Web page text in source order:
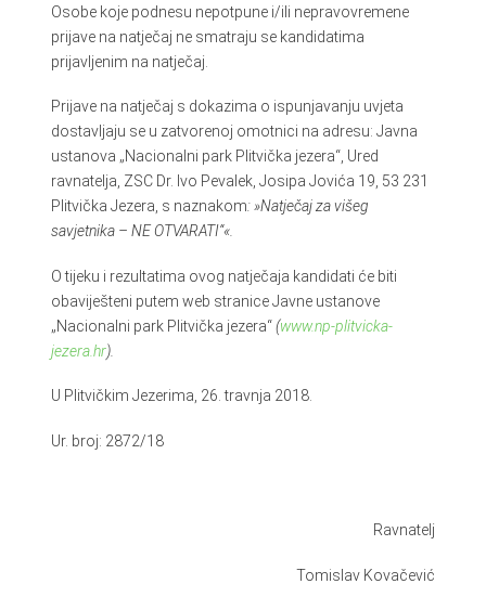
Osobe koje podnesu nepotpune i/ili nepravovremene
prijave na natječaj ne smatraju se kandidatima
prijavljenim na natječaj.
Prijave na natječaj s dokazima o ispunjavanju uvjeta
dostavljaju se u zatvorenoj omotnici na adresu: Javna
ustanova „Nacionalni park Plitvička jezera“, Ured
ravnatelja, ZSC Dr. Ivo Pevalek, Josipa Jovića 19, 53 231
Plitvička Jezera, s naznakom: »Natječaj za višeg
savjetnika – NE OTVARATI“«.
O tijeku i rezultatima ovog natječaja kandidati će biti
obaviješteni putem web stranice Javne ustanove
„Nacionalni park Plitvička jezera“(www.np-plitvicka-
jezera.hr).
U Plitvičkim Jezerima, 26. travnja 2018.
Ur. broj: 2872/18
Ravnatelj
Tomislav Kovačević